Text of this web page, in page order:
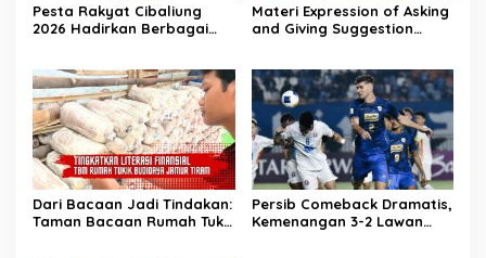
Pesta Rakyat Cibaliung
2026 Hadirkan Berbagai
Materi Expression of Asking
and Giving Suggestion
Dari Bacaan Jadi Tindakan:
Taman Bacaan Rumah Tukik
Persib Comeback Dramatis,
Kemenangan 3-2 Lawan